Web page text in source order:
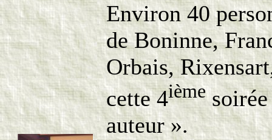
Environ 40
de Boninne,
Orbais,
cette 4ièmesoirée
auteur ».